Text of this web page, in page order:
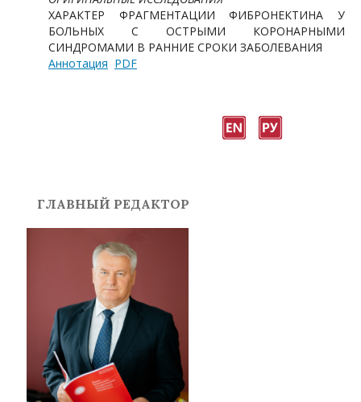
ХАРАКТЕР ФРАГМЕНТАЦИИ ФИБРОНЕКТИНА У
БОЛЬНЫХ С ОСТРЫМИ КОРОНАРНЫМИ
СИНДРОМАМИ В РАННИЕ СРОКИ ЗАБОЛЕВАНИЯ
Аннотация PDF
ГЛАВНЫЙ РЕДАКТОР